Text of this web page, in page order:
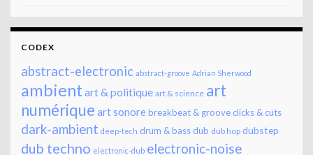
CODEX
abstract-electronic abstract-groove Adrian Sherwood
ambient art & politique art & science art
numérique art sonorebreakbeat & groove clicks & cuts
dark-ambient deep-tech drum & bass dub dub hop dubstep
dub techno electronic-dub electronic-noise